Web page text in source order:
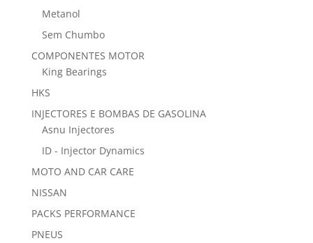
Metanol
Sem Chumbo
COMPONENTES MOTOR
King Bearings
HKS
INJECTORES E BOMBAS DE GASOLINA
Asnu Injectores
ID - Injector Dynamics
MOTO AND CAR CARE
NISSAN
PACKS PERFORMANCE
PNEUS